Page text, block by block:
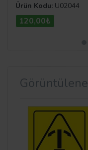
Ürün Kodu: U02044
120,00₺